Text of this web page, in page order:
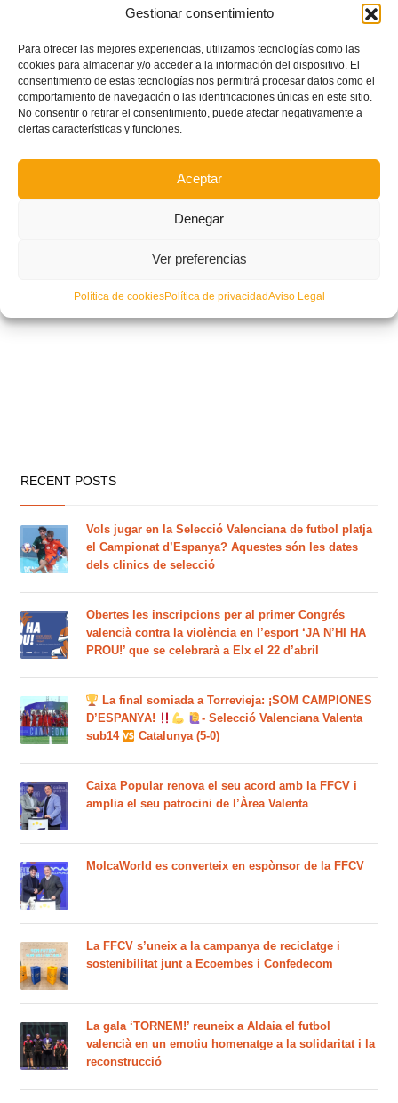
Gestionar consentimiento
Para ofrecer las mejores experiencias, utilizamos tecnologías como las
cookies para almacenar y/o acceder a la información del dispositivo. El
consentimiento de estas tecnologías nos permitirá procesar datos como el
comportamiento de navegación o las identificaciones únicas en este sitio.
No consentir o retirar el consentimiento, puede afectar negativamente a
ciertas características y funciones.
Aceptar
Denegar
Ver preferencias
Política de cookiesPolítica de privacidadAviso Legal
RECENT POSTS
Vols jugar en la Selecció Valenciana de futbol platja
el Campionat d’Espanya? Aquestes són les dates
dels clinics de selecció
Obertes les inscripcions per al primer Congrés
valencià contra la violència en l’esport ‘JA N’HI HA
PROU!’ que se celebrarà a Elx el 22 d’abril
La final somiada a Torrevieja: ¡SOM CAMPIONES
D’ESPANYA!
- Selecció Valenciana Valenta
sub14
Catalunya (5-0)
Caixa Popular renova el seu acord amb la FFCV i
amplia el seu patrocini de l’Àrea Valenta
MolcaWorld es converteix en espònsor de la FFCV
La FFCV s’uneix a la campanya de reciclatge i
sostenibilitat junt a Ecoembes i Confedecom
La gala ‘TORNEM!’ reuneix a Aldaia el futbol
valencià en un emotiu homenatge a la solidaritat i la
reconstrucció